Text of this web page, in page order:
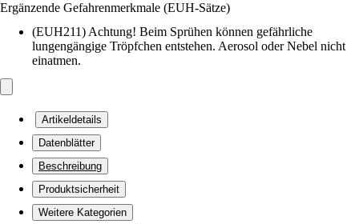
Ergänzende Gefahrenmerkmale (EUH-Sätze)
(EUH211) Achtung! Beim Sprühen können gefährliche
lungengängige Tröpfchen entstehen. Aerosol oder Nebel nicht
einatmen.
Artikeldetails
Datenblätter
Beschreibung
Produktsicherheit
Weitere Kategorien